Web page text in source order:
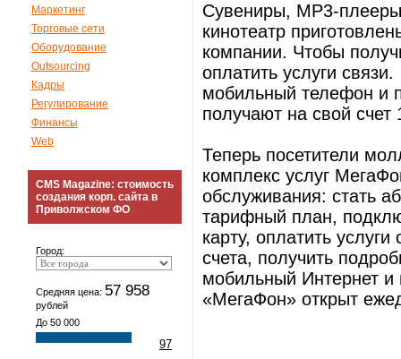
Маркетинг
Торговые сети
Оборудование
Outsourcing
Кадры
Регулирование
Финансы
Web
CMS Magazine: стоимость
создания корп. сайта в
Приволжском ФО
Город:
Средняя цена: 57 958
рублей
До 50 000
97
Сувениры, MP3-
кинотеатр
компании. Чтобы
оплатить услуги
мобильный телефон и
получают на свой счет
Теперь посетители
комплекс услуг
обслуживания: стать
тарифный план,
карту, оплатить
счета, получить
мобильный Интернет
«МегаФон» открыт